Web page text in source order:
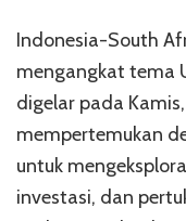
Indonesia-South
mengangkat tema
digelar pada
mempertemukan
untuk
investasi, dan